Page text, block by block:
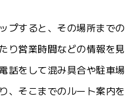
プすると、その場所までの
り営業時間などの情報を見
話をして混み具合や駐車場
、そこまでのルート案内を